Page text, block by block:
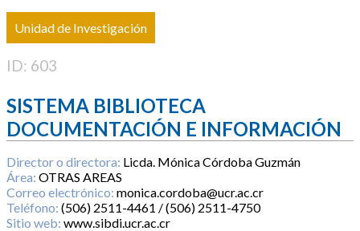
Unidad de Investigación
ID: 603
SISTEMA BIBLIOTECA
DOCUMENTACIÓN E INFORMACIÓN
Director o directora: Licda. Mónica Córdoba Guzmán
Área: OTRAS AREAS
Correo electrónico: monica.cordoba@ucr.ac.cr
Teléfono: (506) 2511-4461 / (506) 2511-4750
Sitio web: www.sibdi.ucr.ac.cr